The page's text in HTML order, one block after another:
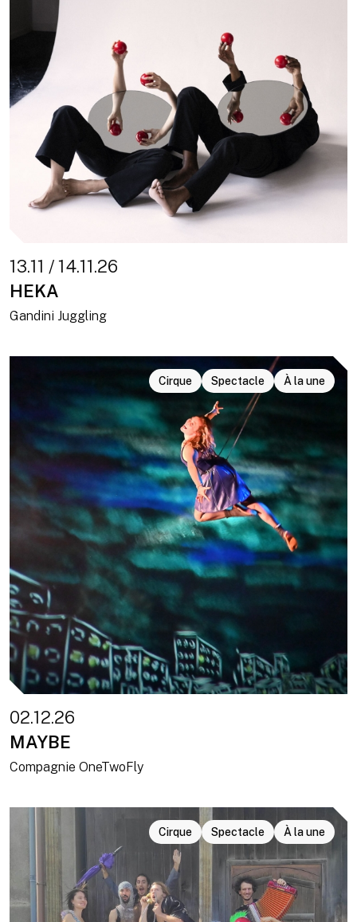
13.11 / 14.11.26
HEKA
Gandini Juggling
Cirque Spectacle À la une
02.12.26
MAYBE
Compagnie OneTwoFly
Cirque Spectacle À la une